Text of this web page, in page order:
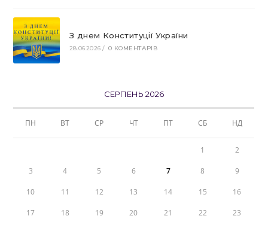
З днем Конституції України
28.06.2026 / 0 КОМЕНТАРІВ
СЕРПЕНЬ 2026
ПН ВТ СР ЧТ ПТ СБ НД
1 2
3 4 5 6 7 8 9
10 11 12 13 14 15 16
17 18 19 20 21 22 23